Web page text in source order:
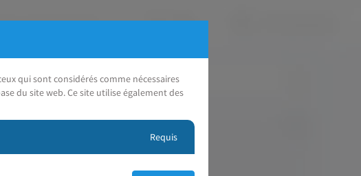
qui sont considérés comme nécessaires
du site web. Ce site utilise également des
Requis